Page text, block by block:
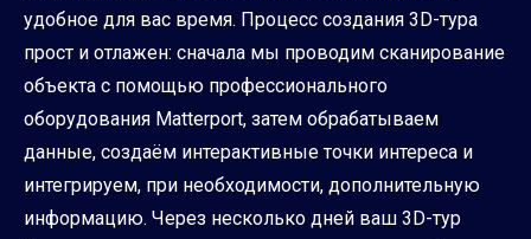
удобное для вас время. Процесс создания 3D-тура
прост и отлажен: сначала мы проводим сканирование
объекта с помощью профессионального
оборудования Matterport, затем обрабатываем
данные, создаём интерактивные точки интереса и
интегрируем, при необходимости, дополнительную
информацию. Через несколько дней ваш 3D-тур